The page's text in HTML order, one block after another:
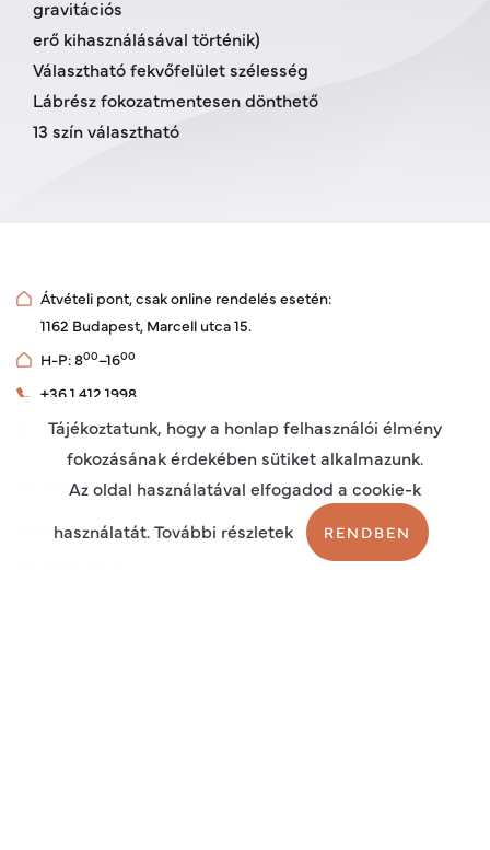
gravitációs
erő kihasználásával történik)
Választható fekvőfelület szélesség
Lábrész fokozatmentesen dönthető
13 szín választható
Átvételi pont, csak online rendelés esetén:
1162 Budapest, Marcell utca 15.
H-P: 800–1600
+36 1 412 1998
terapiashop@endoservice.hu
Termékek
Rólunk
Tájékoztatunk, hogy a honlap felhasználói élmény
fokozásának érdekében sütiket alkalmazunk.
Az oldal használatával elfogadod a cookie-k
használatát. További részletek
RENDBEN